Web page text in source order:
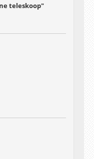
teleskoop"